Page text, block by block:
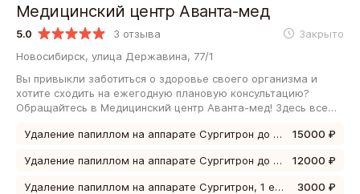
5.0 3 отзыва Закрыто
Медицинский центр Аванта-мед
Новосибирск, улица Державина, 77/1
Вы привыкли заботиться о здоровье своего организма и
хотите сходить на ежегодную плановую консультацию?
Обращайтесь в Медицинский центр Аванта-мед! Здесь всем
Удаление папиллом на аппарате Сургитрон до 10 единиц 15000 ₽
Удаление папиллом на аппарате Сургитрон до 5 единиц 12000 ₽
Удаление папиллом на аппарате Сургитрон, 1 единица 3000 ₽